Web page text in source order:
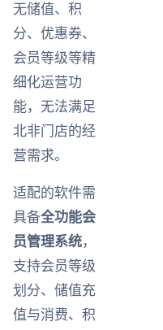
无储值、积
分、优惠券、
会员等级等精
细化运营功
能，无法满足
北非门店的经
营需求。
适配的软件需
具备全功能会
员管理系统，
支持会员等级
划分、储值充
值与消费、积